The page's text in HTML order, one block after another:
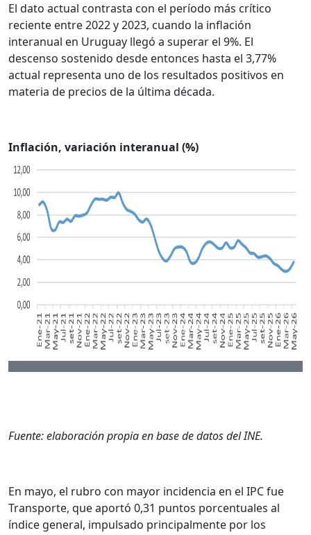
El dato actual contrasta con el período más crítico
reciente entre 2022 y 2023, cuando la inflación
interanual en Uruguay llegó a superar el 9%. El
descenso sostenido desde entonces hasta el 3,77%
actual representa uno de los resultados positivos en
materia de precios de la última década.
Inflación, variación interanual (%)
Fuente: elaboración propia en base de datos del INE.
En mayo, el rubro con mayor incidencia en el IPC fue
Transporte, que aportó 0,31 puntos porcentuales al
índice general, impulsado principalmente por los